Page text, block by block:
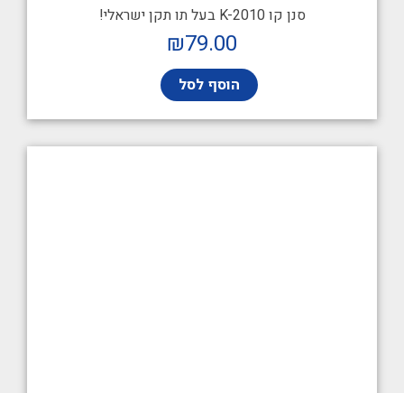
סנן קו K-2010 בעל תו תקן ישראלי!
₪79.00
הוסף לסל